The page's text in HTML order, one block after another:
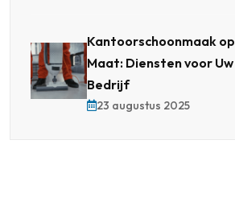
Kantoorschoonmaak op
Maat: Diensten voor Uw
Bedrijf
23 augustus 2025